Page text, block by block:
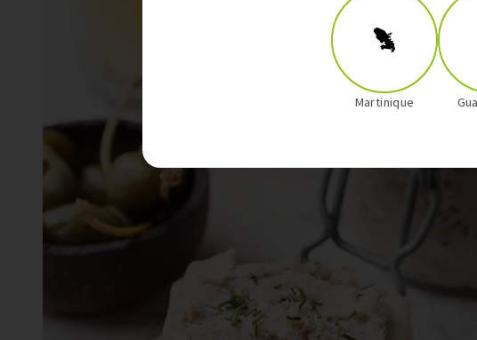
Martinique